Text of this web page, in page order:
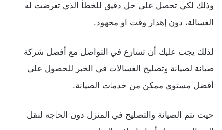
وذلك لكي تحصل على حل دقيق للخطأ الذي تعرضت له
الغسالة، دون إهدار وقت او مجهود.
لذلك يجب عليك أن تسارع في التواصل مع أفضل شركة
صيانة لصيانة وتصليح الغسالات في الخبر للحصول على
أفضل مستوى ممكن من خدمات الصيانة.
حيث تتم الصيانة والتصليح في المنزل دون الحاجة لنقل